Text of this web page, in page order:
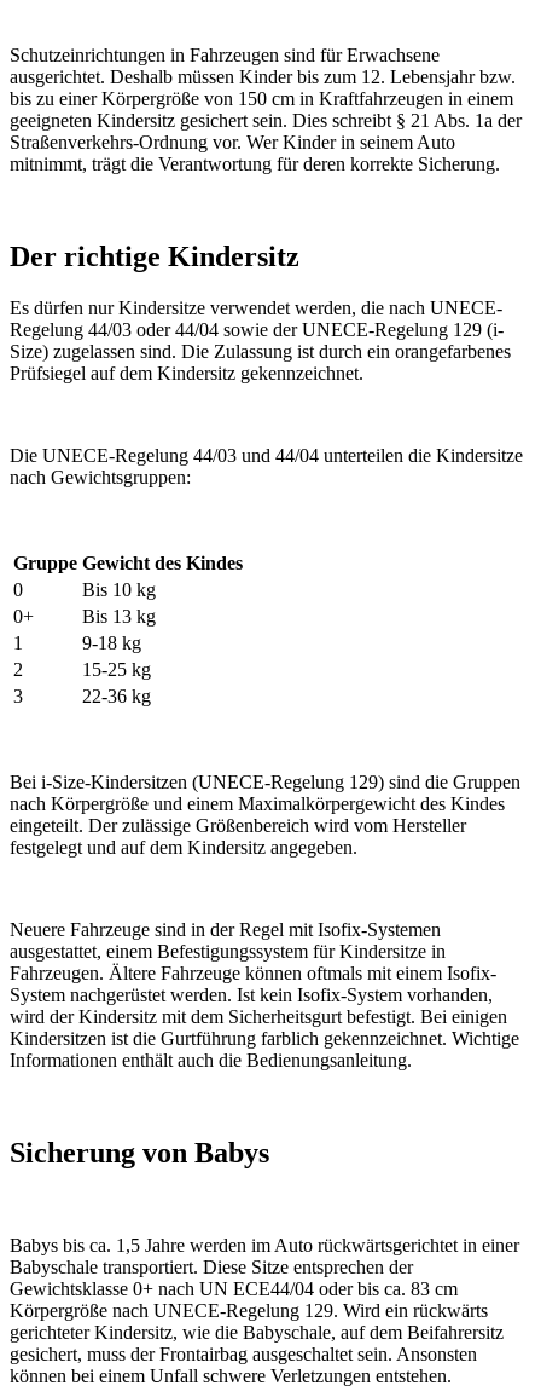
Schutzeinrichtungen in Fahrzeugen sind für Erwachsene
ausgerichtet. Deshalb müssen Kinder bis zum 12. Lebensjahr bzw.
bis zu einer Körpergröße von 150 cm in Kraftfahrzeugen in einem
geeigneten Kindersitz gesichert sein. Dies schreibt § 21 Abs. 1a der
Straßenverkehrs-Ordnung vor. Wer Kinder in seinem Auto
mitnimmt, trägt die Verantwortung für deren korrekte Sicherung.
Der richtige Kindersitz
Es dürfen nur Kindersitze verwendet werden, die nach UNECE-
Regelung 44/03 oder 44/04 sowie der UNECE-Regelung 129 (i-
Size) zugelassen sind. Die Zulassung ist durch ein orangefarbenes
Prüfsiegel auf dem Kindersitz gekennzeichnet.
Die UNECE-Regelung 44/03 und 44/04 unterteilen die Kindersitze
nach Gewichtsgruppen:
Gruppe Gewicht des Kindes
0
Bis 10 kg
0+
Bis 13 kg
1
9-18 kg
2
15-25 kg
3
22-36 kg
Bei i-Size-Kindersitzen (UNECE-Regelung 129) sind die Gruppen
nach Körpergröße und einem Maximalkörpergewicht des Kindes
eingeteilt. Der zulässige Größenbereich wird vom Hersteller
festgelegt und auf dem Kindersitz angegeben.
Neuere Fahrzeuge sind in der Regel mit Isofix-Systemen
ausgestattet, einem Befestigungssystem für Kindersitze in
Fahrzeugen. Ältere Fahrzeuge können oftmals mit einem Isofix-
System nachgerüstet werden. Ist kein Isofix-System vorhanden,
wird der Kindersitz mit dem Sicherheitsgurt befestigt. Bei einigen
Kindersitzen ist die Gurtführung farblich gekennzeichnet. Wichtige
Informationen enthält auch die Bedienungsanleitung.
Sicherung von Babys
Babys bis ca. 1,5 Jahre werden im Auto rückwärtsgerichtet in einer
Babyschale transportiert. Diese Sitze entsprechen der
Gewichtsklasse 0+ nach UN ECE44/04 oder bis ca. 83 cm
Körpergröße nach UNECE-Regelung 129. Wird ein rückwärts
gerichteter Kindersitz, wie die Babyschale, auf dem Beifahrersitz
gesichert, muss der Frontairbag ausgeschaltet sein. Ansonsten
können bei einem Unfall schwere Verletzungen entstehen.